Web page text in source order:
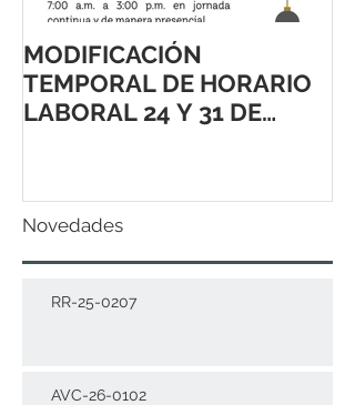
MODIFICACIÓN
TEMPORAL DE HORARIO
LABORAL 24 Y 31 DE
Novedades
RR-25-0207
AVC-26-0102